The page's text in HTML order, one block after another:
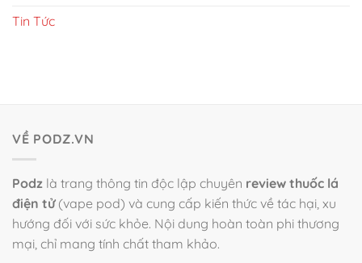
Tin Tức
VỀ PODZ.VN
Podz là trang thông tin độc lập chuyên review thuốc lá
điện tử(vape pod) và cung cấp kiến thức về tác hại, xu
hướng đối với sức khỏe. Nội dung hoàn toàn phi thương
mại, chỉ mang tính chất tham khảo.